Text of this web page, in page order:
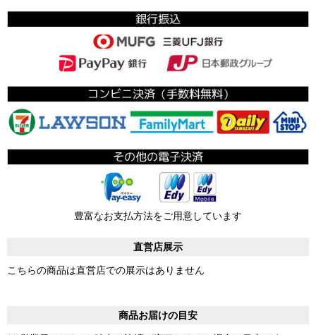
豊富なお支払方法をご用意しています
直営店展示
こちらの商品は直営店での展示はありません
商品お届けの目安